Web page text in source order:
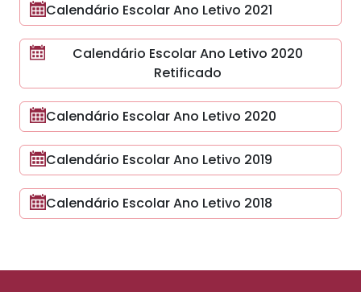
Calendário Escolar Ano Letivo 2021
Calendário Escolar Ano Letivo 2020
Retificado
Calendário Escolar Ano Letivo 2020
Calendário Escolar Ano Letivo 2019
Calendário Escolar Ano Letivo 2018